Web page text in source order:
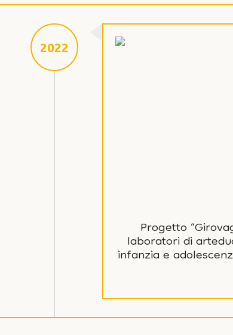
Progetto
laboratori di
infanzia e
2022